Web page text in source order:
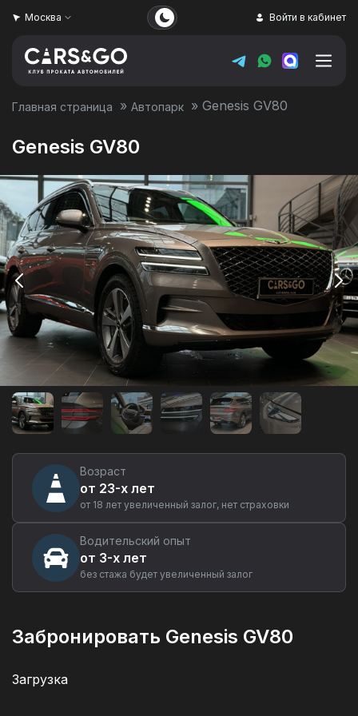
Москва Войти в кабинет
Главная страница » Автопарк » Genesis GV80
Genesis GV80
Аренда
автомобиля
Genesis
GV80
Москве
Возраст
от 23-х лет
от 18 лет увеличенный залог, нет страховки
Водительский опыт
от 3-х лет
без стажа будет увеличенный залог
Забронировать Genesis GV80
Загрузка